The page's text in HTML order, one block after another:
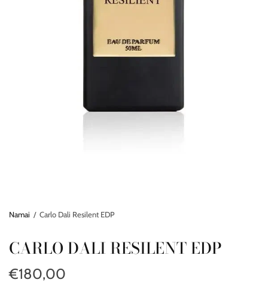
Namai / Carlo Dali Resilent EDP
CARLO DALI RESILENT EDP
€180,00